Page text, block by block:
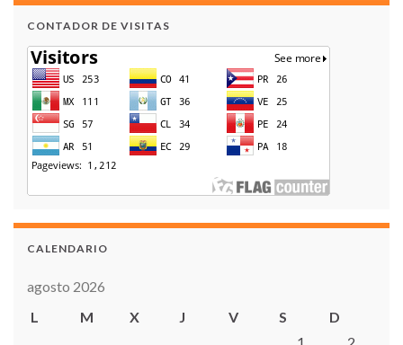
CONTADOR DE VISITAS
CALENDARIO
agosto 2026
L
M X J V S
D
1
2